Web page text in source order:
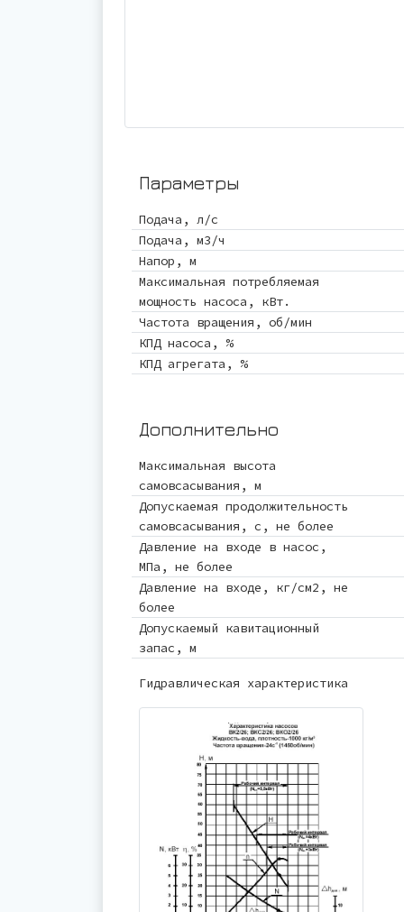
Параметры
Подача, л/с
Подача, м3/ч
Напор, м
Максимальная потребляемая
мощность насоса, кВт.
Частота вращения, об/мин
КПД насоса, %
КПД агрегата, %
Дополнительно
Максимальная высота
самовсасывания, м
Допускаемая продолжительность
самовсасывания, с, не более
Давление на входе в насос,
МПа, не более
Давление на входе, кг/см2, не
более
Допускаемый кавитационный
запас, м
Гидравлическая характеристика